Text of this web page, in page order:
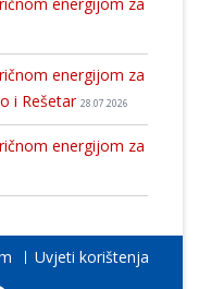
energijom za
i Rešetar 28.07.2026
energijom za
Uvjeti korištenja